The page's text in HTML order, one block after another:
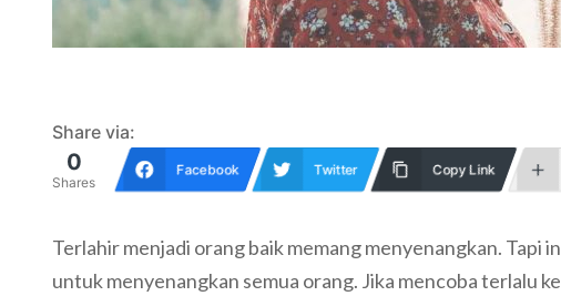
Share via:
0
Shares
Facebook Twitter Copy Link
Terlahir menjadi orang baik memang menyenangkan. Tapi
untuk menyenangkan semua orang. Jika mencoba terlalu